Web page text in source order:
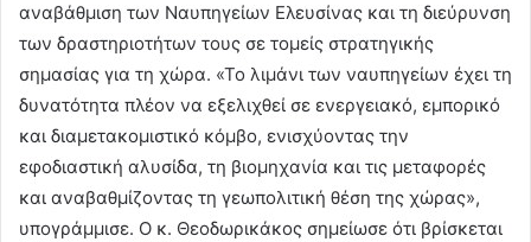
αναβάθμιση των Ναυπηγείων Ελευσίνας και τη διεύρυνση
των δραστηριοτήτων τους σε τομείς στρατηγικής
σημασίας για τη χώρα. «Το λιμάνι των ναυπηγείων έχει τη
δυνατότητα πλέον να εξελιχθεί σε ενεργειακό, εμπορικό
και διαμετακομιστικό κόμβο, ενισχύοντας την
εφοδιαστική αλυσίδα, τη βιομηχανία και τις μεταφορές
και αναβαθμίζοντας τη γεωπολιτική θέση της χώρας»,
υπογράμμισε. Ο κ. Θεοδωρικάκος σημείωσε ότι βρίσκεται